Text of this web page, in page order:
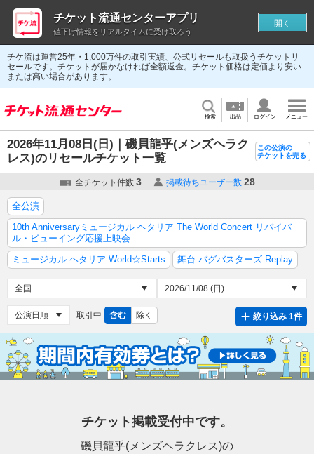
チケ流は運営25年・1,000万件の取引実績、公式リセールも取扱うチケットリ
セールです。チケットが届かなければ全額返金。チケット価格は定価より安い
または高い場合があります。
検索 出品 ログイン メニュー
2026年11月08日(日)｜磯貝龍乎(メンズヘラク
レス)のリセールチケット一覧
この公演の
チケットを売る
全チケット件数 3 掲載待ちユーザー数 28
全公演
10th Anniversaryミュージカル ヘタリア The World Concert リバイバ
ル・ビューイング応援上映会
ミュージカル ヘタリア World☆Starts
舞台 バグバスターズ Replay
取引中 含む 除く 絞り込み 1件
チケット掲載受付中です。
磯貝龍乎(メンズヘラクレス)の
チケット流通センターアプリ
値下げ情報をリアルタイムに受け取ろう
開く